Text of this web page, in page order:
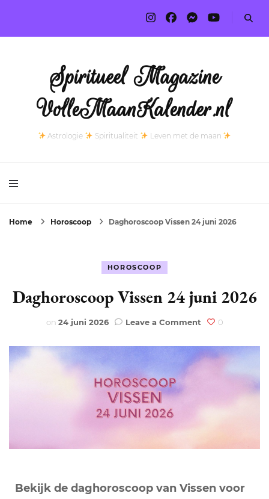
Spiritueel Magazine
VolleMaanKalender.nl
Astrologie Spiritualiteit Leven met de maan
Home Horoscoop Daghoroscoop Vissen 24 juni 2026
HOROSCOOP
Daghoroscoop Vissen 24 juni 2026
on 24 juni 2026 Leave a Commenton
Vissen
24
0
Bekijk de daghoroscoop van Vissen voor